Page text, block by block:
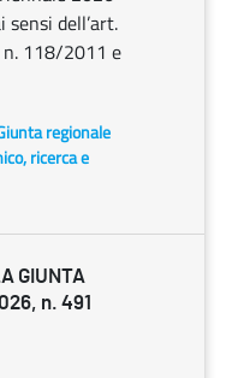
dell’art.
n. 118/2011 e
regionale
ricerca e
GIUNTA
n. 491